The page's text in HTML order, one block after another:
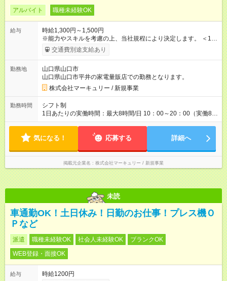
アルバイト 職種未経験OK
給与
時給1,300円～1,500円
※能力やスキルを考慮の上、当社規程により決定します。 ＜1人
ひとりの成長・頑張りを評価＞ 毎年半期ごとに評価制度を実施
しています。 ビジネスマナーやコンプライアンスなどの 項目ご
ップも叶えています。 1人ひとりの成長や頑張りに対しても し
っかり還元をしていく制度が確立しています！ 【試用期間】試
用期間なし
交通費別途支給あり
勤務地
山口県山口市
山口県山口市平井の家電量販店での勤務となります。
株式会社マーキュリー / 新規事業
勤務時間
シフト制
1日あたりの実働時間：最大8時間/日 10：00～20：00（実働8時
間／休憩1時間） ※週5日勤務となります。 ＜シフト例＞ 10：
との両立も叶います！ 残業時間は月平均7.9時間と定時で退勤で
気になる！ 応募する 詳細へ
掲載元企業名 株式会社マーキュリー / 新規事業
未読
車通勤OK！土日休み！日勤のお仕事！プレス機Ｏ
Ｐなど
派遣 職種未経験OK 社会人未経験OK
ブランクOK
WEB登録・面接OK
給与
時給1200円